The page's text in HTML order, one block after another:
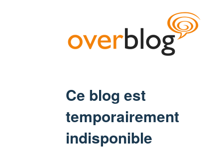
Ce blog est
temporairement
indisponible